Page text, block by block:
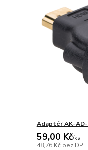
Adaptér AK-AD-
59,00 Kč/ks
48,76 Kč bez DPH